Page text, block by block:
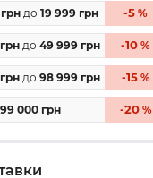
до 19 999 грн -5 %
до 49 999 грн -10 %
до 98 999 грн -15%
99 000 грн -20%